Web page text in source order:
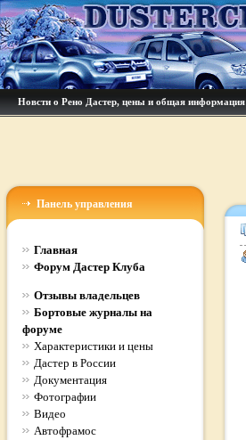
Новсти о Рено Дастер, цены и общая информация
Панель управления
Главная
Форум Дастер Клуба
Отзывы владельцев
Бортовые журналы на
форуме
Характеристики и цены
Дастер в России
Документация
Фотографии
Видео
Автофрамос